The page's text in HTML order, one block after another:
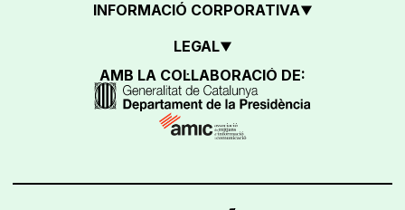
INFORMACIÓ CORPORATIVA
LEGAL
AMB LA COL·LABORACIÓ DE: